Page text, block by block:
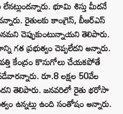
భూమి శిస్తు మీదనే
రైతులకు కాంగ్రెస్, బీఆర్ఎస్
చెప్పుకుంటున్నాయని తెలిపారు.
గత ప్రభుత్వం చెప్పలేదని అన్నారు.
కేంద్రం కొనుగోలు చేయకపోతే
రూ.8 లక్షల 50వేల
తెలిపారు. జనవరిలో రైతు భరోసా
ఉన్నట్లు ఉంది సంతోషం అన్నారు.